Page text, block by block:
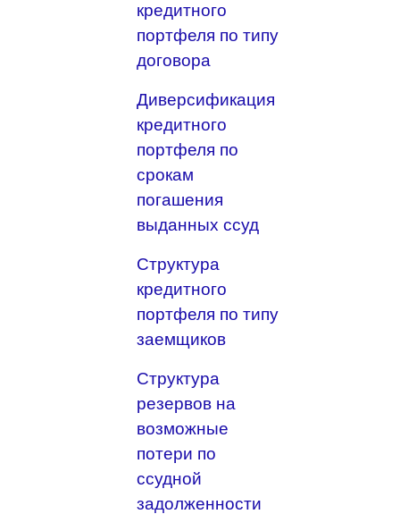
кредитного
портфеля по типу
договора
Диверсификация
кредитного
портфеля по
срокам
погашения
выданных ссуд
Структура
кредитного
портфеля по типу
заемщиков
Структура
резервов на
возможные
потери по
ссудной
задолженности